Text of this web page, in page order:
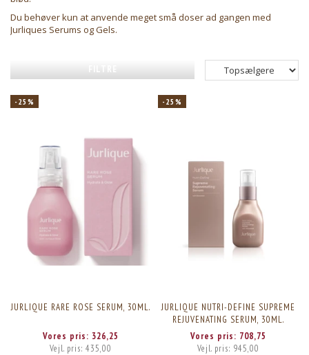
Du behøver kun at anvende meget små doser ad gangen med
Jurliques Serums og Gels.
FILTRE
-25%
JURLIQUE RARE ROSE SERUM, 30ML.
Vores pris: 326,25
Vejl. pris: 435,00
-25%
JURLIQUE NUTRI-DEFINE SUPREME
REJUVENATING SERUM, 30ML.
Vores pris: 708,75
Vejl. pris: 945,00